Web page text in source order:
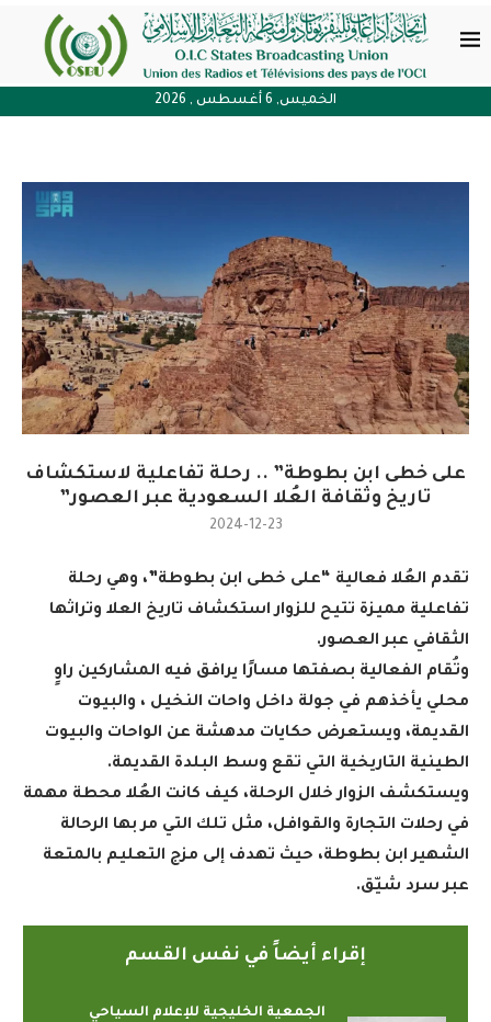
الخميس, 6 أغسطس , 2026
على خطى ابن بطوطة” .. رحلة تفاعلية لاستكشاف
تاريخ وثقافة العُلا السعودية عبر العصور”
2024-12-23
تقدم العُلا فعالية “على خطى ابن بطوطة”، وهي رحلة
تفاعلية مميزة تتيح للزوار استكشاف تاريخ العلا وتراثها
الثقافي عبر العصور.
وتُقام الفعالية بصفتها مسارًا يرافق فيه المشاركين راوٍ
محلي يأخذهم في جولة داخل واحات النخيل ، والبيوت
القديمة، ويستعرض حكايات مدهشة عن الواحات والبيوت
الطينية التاريخية التي تقع وسط البلدة القديمة.
ويستكشف الزوار خلال الرحلة، كيف كانت العُلا محطة مهمة
في رحلات التجارة والقوافل، مثل تلك التي مر بها الرحالة
الشهير ابن بطوطة، حيث تهدف إلى مزج التعليم بالمتعة
عبر سرد شيّق.
إقراء أيضاً في نفس القسم
الجمعية الخليجية للإعلام السياحي